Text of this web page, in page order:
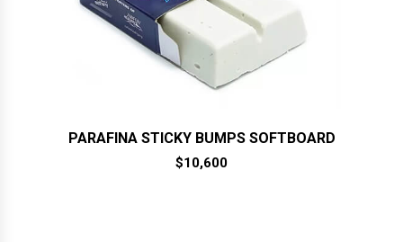
PARAFINA STICKY BUMPS SOFTBOARD
$10,600